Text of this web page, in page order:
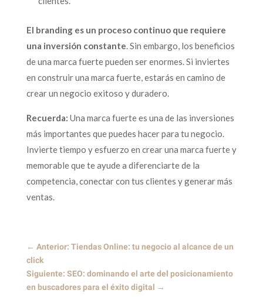
El branding es un proceso continuo que requiere
una inversión constante. Sin embargo, los beneficios
de una marca fuerte pueden ser enormes. Si inviertes
en construir una marca fuerte, estarás en camino de
crear un negocio exitoso y duradero.
Recuerda: Una marca fuerte es una de las inversiones
más importantes que puedes hacer para tu negocio.
Invierte tiempo y esfuerzo en crear una marca fuerte y
memorable que te ayude a diferenciarte de la
competencia, conectar con tus clientes y generar más
ventas.
← Anterior: Tiendas Online: tu negocio al alcance de un
click
Siguiente: SEO: dominando el arte del posicionamiento
en buscadores para el éxito digital →